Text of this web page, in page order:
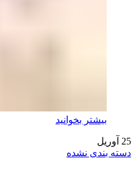
بیشتر بخوانید
25 آوریل
دسته بندی نشده